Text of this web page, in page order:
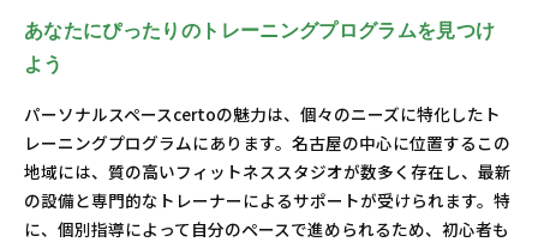
あなたにぴったりのトレーニングプログラムを見つけ
よう
パーソナルスペースcertoの魅力は、個々のニーズに特化したト
レーニングプログラムにあります。名古屋の中心に位置するこの
地域には、質の高いフィットネススタジオが数多く存在し、最新
の設備と専門的なトレーナーによるサポートが受けられます。特
に、個別指導によって自分のペースで進められるため、初心者も